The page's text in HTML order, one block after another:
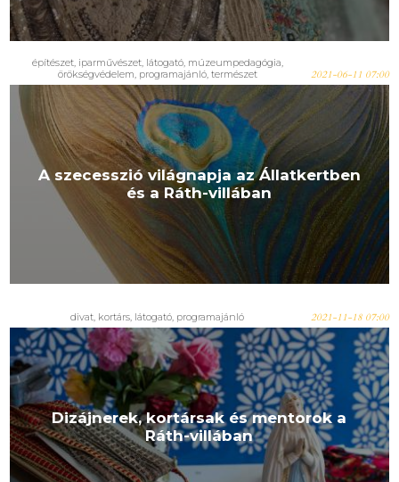
építészet, iparművészet, látogató, múzeumpedagógia,
örökségvédelem, programajánló, természet
2021-06-11 07:00
A szecesszió világnapja az Állatkertben
és a Ráth-villában
divat, kortárs, látogató, programajánló 2021-11-18 07:00
Dizájnerek, kortársak és mentorok a
Ráth-villában